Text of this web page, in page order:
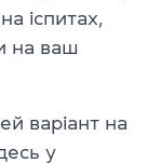
іспитах,
на ваш
варіант на
у